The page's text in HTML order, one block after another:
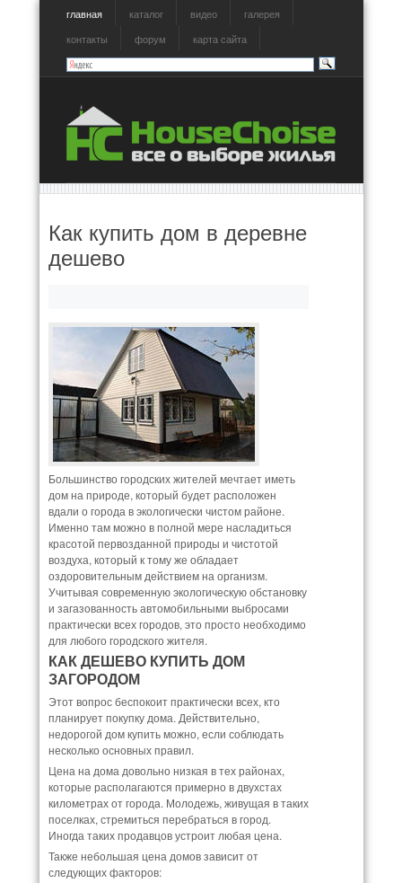
главная каталог видео
галерея
контакты
форум карта сайта
Как купить дом в деревне
дешево
Большинство городских жителей мечтает иметь
дом на природе, который будет расположен
вдали о города в экологически чистом районе.
Именно там можно в полной мере насладиться
красотой первозданной природы и чистотой
воздуха, который к тому же обладает
оздоровительным действием на организм.
Учитывая современную экологическую обстановку
и загазованность автомобильными выбросами
практически всех городов, это просто необходимо
для любого городского жителя.
КАК ДЕШЕВО КУПИТЬ ДОМ
ЗАГОРОДОМ
Этот вопрос беспокоит практически всех, кто
планирует покупку дома. Действительно,
недорогой дом купить можно, если соблюдать
несколько основных правил.
Цена на дома довольно низкая в тех районах,
которые располагаются примерно в двухстах
километрах от города. Молодежь, живущая в таких
поселках, стремиться перебраться в город.
Иногда таких продавцов устроит любая цена.
Также небольшая цена домов зависит от
следующих факторов: